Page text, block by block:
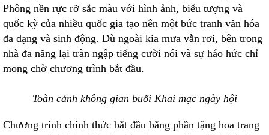
Phông nền rực rỡ sắc màu với hình ảnh, biểu tượng và
quốc kỳ của nhiều quốc gia tạo nên một bức tranh văn hóa
đa dạng và sinh động. Dù ngoài kia mưa vẫn rơi, bên trong
nhà đa năng lại tràn ngập tiếng cười nói và sự háo hức chỉ
mong chờ chương trình bắt đầu.
Toàn cảnh không gian buổi Khai mạc ngày hội
Chương trình chính thức bắt đầu bằng phần tặng hoa trang